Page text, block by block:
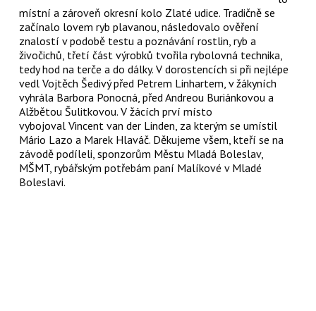
místní a zároveň okresní kolo Zlaté udice. Tradičně se
začínalo lovem ryb plavanou, následovalo ověření
znalostí v podobě testu a poznávání rostlin, ryb a
živočichů, třetí část výrobků tvořila rybolovná technika,
tedy hod na terče a do dálky. V dorostencích si při nejlépe
vedl Vojtěch Šedivý před Petrem Linhartem, v žákyních
vyhrála Barbora Ponocná, před Andreou Buriánkovou a
Alžbětou Šulitkovou. V žácích prví místo
vybojoval Vincent van der Linden, za kterým se umístil
Mário Lazo a Marek Hlaváč. Děkujeme všem, kteří se na
závodě podíleli, sponzorům Městu Mladá Boleslav,
MŠMT, rybářským potřebám paní Malíkové v Mladé
Boleslavi.